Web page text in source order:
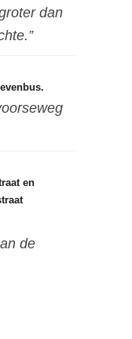
dan
en
de